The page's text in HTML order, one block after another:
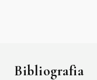
Bibliografia